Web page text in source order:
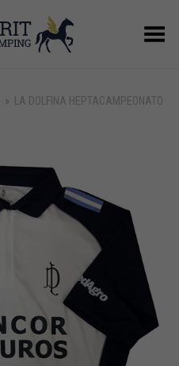
Menú
» LA DOLFINA HEPTACAMPEONATO